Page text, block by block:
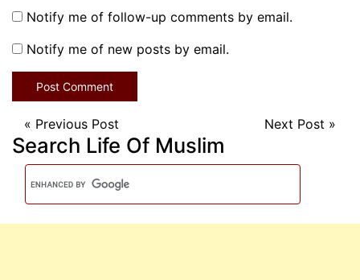
Notify me of follow-up comments by email.
Notify me of new posts by email.
« Previous Post Next Post »
Search Life Of Muslim